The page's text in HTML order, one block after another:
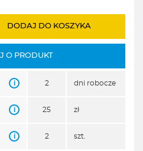
DODAJ DO KOSZYKA
O PRODUKT
i 2 dni robocze
i 25 zł
i 2 szt.